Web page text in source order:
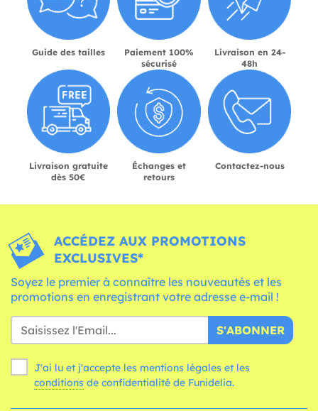
Guide des tailles
Paiement 100%
sécurisé
Livraison en 24-
48h
Livraison gratuite
dès 50€
Échanges et
retours
Contactez-nous
ACCÉDEZ AUX PROMOTIONS
EXCLUSIVES*
Soyez le premier à connaître les nouveautés et les
promotions en enregistrant votre adresse e-mail !
S'ABONNER
J'ai lu et j'accepte les mentions légales et les
conditions de confidentialité de Funidelia.